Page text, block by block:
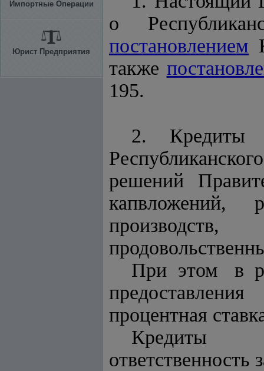
Импортные Операции
Юрист Предприятия
о
постановлением
также
195.
2. Кредиты
решений
капвложений,
При этом в
процентная
Кредиты
ответственность